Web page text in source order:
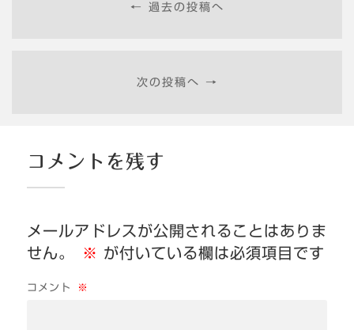
← 過去の投稿へ
次の投稿へ →
コメントを残す
メールアドレスが公開されることはありま
せん。
※ が付いている欄は必須項目です
コメント ※